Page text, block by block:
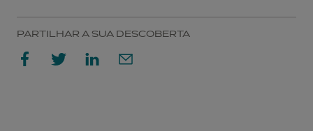
PARTILHAR A SUA DESCOBERTA